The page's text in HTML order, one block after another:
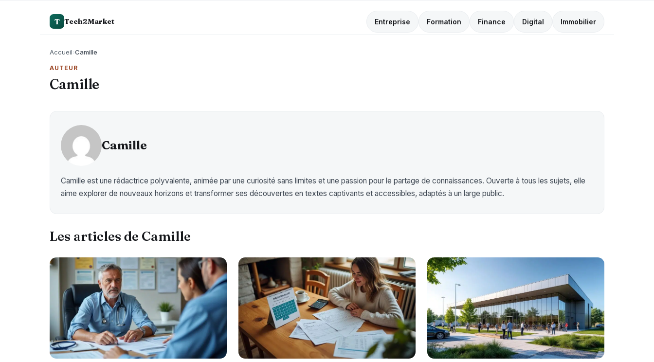
T Tech2Market Entreprise Formation Finance Digital Immobilier
Accueil›Camille
AUTEUR
Camille
Camille
Camille est une rédactrice polyvalente, animée par une curiosité sans limites et une passion pour le partage de connaissances. Ouverte à tous les sujets, elle
aime explorer de nouveaux horizons et transformer ses découvertes en textes captivants et accessibles, adaptés à un large public.
Les articles de Camille